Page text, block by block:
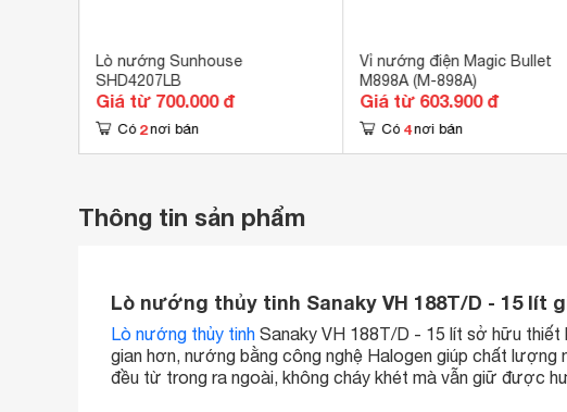
Lò nướng Sunhouse
SHD4207LB
Giá từ 700.000 đ
Có 2 nơi bán
Vỉ nướng điện Magic Bullet
M898A (M-898A)
Giá từ 603.900 đ
Có 4 nơi bán
Thông tin sản phẩm
Lò nướng thủy tinh Sanaky VH 188T/D - 15 lít
Lò nướng thủy tinh Sanaky VH 188T/D - 15 lít sở hữu
gian hơn, nướng bằng công nghệ Halogen giúp chất
đều từ trong ra ngoài, không cháy khét mà vẫn giữ được